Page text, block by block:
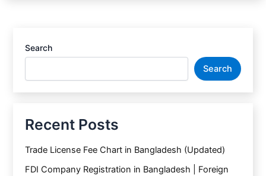
Search
Search
Recent Posts
Trade License Fee Chart in Bangladesh (Updated)
FDI Company Registration in Bangladesh | Foreign